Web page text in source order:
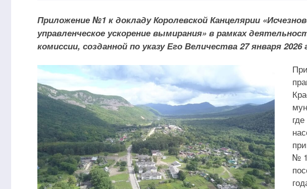
Приложение №1 к докладу Королевской Канцелярии
управленческое ускорение вымирания» в рамках
комиссии, созданной по указу Его Величества 27 января 2026
№